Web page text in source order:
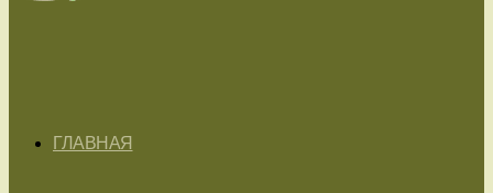
ГЛАВНАЯ